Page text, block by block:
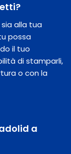
alla tua
possa
il tuo
di stamparli,
o con la
a